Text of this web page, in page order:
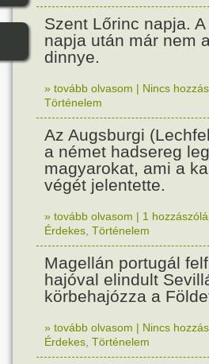
Szent Lőrinc napja.
napja után már nem
dinnye.
» tovább olvasom | Nincs
Történelem
Az Augsburgi
a német hadsereg
magyarokat, ami a
végét jelentette.
» tovább olvasom | 1
Érdekes Történelem
Magellán portugál
hajóval elindult
körbehajózza a
» tovább olvasom | Nincs
Érdekes Történelem